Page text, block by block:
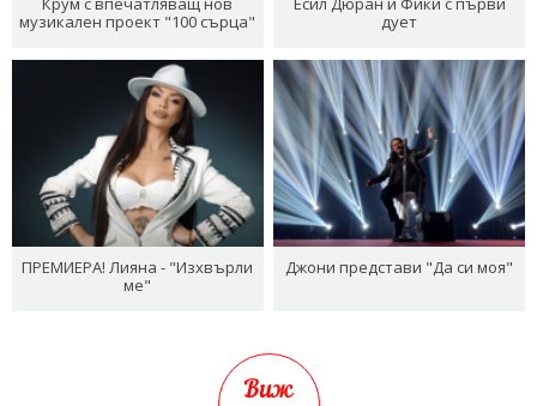
музикален проект "100 сърца"
дует
ПРЕМИЕРА! Лияна - "Изхвърли
ме"
Джони представи "Да си моя"
Виж